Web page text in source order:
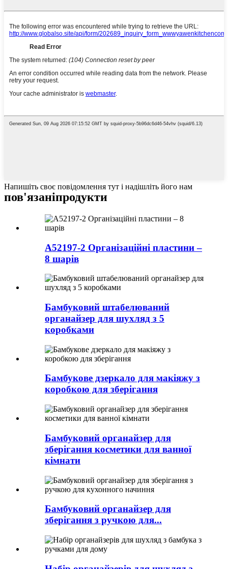
Напишіть своє повідомлення тут і надішліть його нам
пов'язаніпродукти
A52197-2 Організаційні пластини –
8 шарів
Бамбуковий штабелюваний
органайзер для шухляд з 5
коробками
Бамбукове дзеркало для макіяжу з
коробкою для зберігання
Бамбуковий органайзер для
зберігання косметики для ванної
кімнати
Бамбуковий органайзер для
зберігання з ручкою для...